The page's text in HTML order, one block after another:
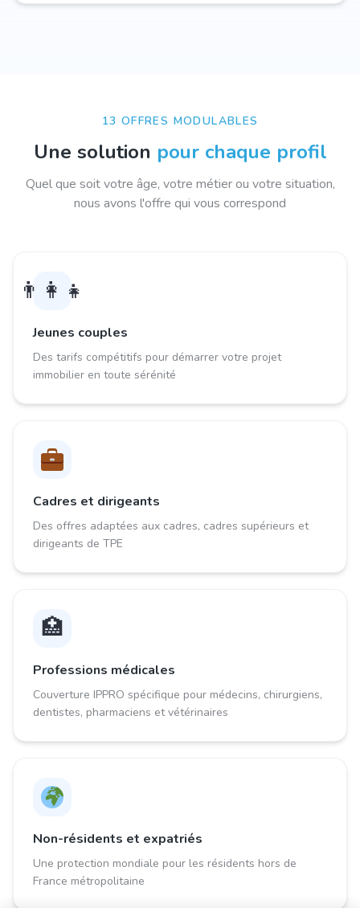
13 OFFRES MODULABLES
Une solution pour chaque profil
Quel que soit votre âge, votre métier ou votre situation,
nous avons l'offre qui vous correspond
👨‍👩‍👧
Jeunes couples
Des tarifs compétitifs pour démarrer votre projet
immobilier en toute sérénité
Cadres et dirigeants
Des offres adaptées aux cadres, cadres supérieurs et
dirigeants de TPE
🏥
Professions médicales
Couverture IPPRO spécifique pour médecins, chirurgiens,
dentistes, pharmaciens et vétérinaires
Non-résidents et expatriés
Une protection mondiale pour les résidents hors de
France métropolitaine